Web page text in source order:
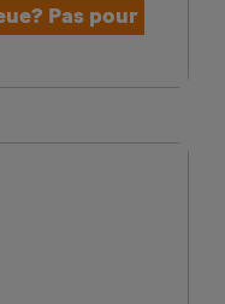
Pas pour